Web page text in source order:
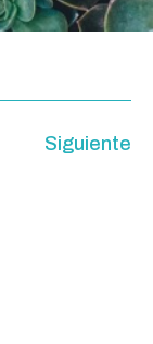
Siguiente